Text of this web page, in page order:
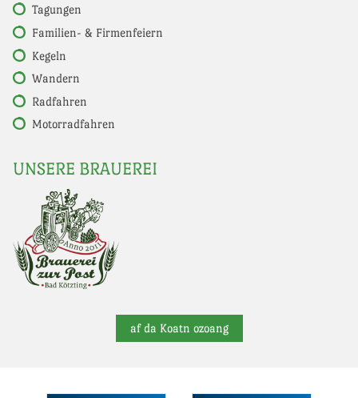
Tagungen
Familien- & Firmenfeiern
Kegeln
Wandern
Radfahren
Motorradfahren
UNSERE BRAUEREI
af da Koatn ozoang